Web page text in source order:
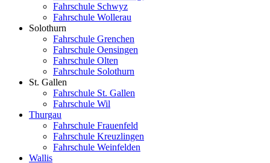
Fahrschule Schwyz
Fahrschule Wollerau
Solothurn
Fahrschule Grenchen
Fahrschule Oensingen
Fahrschule Olten
Fahrschule Solothurn
St. Gallen
Fahrschule St. Gallen
Fahrschule Wil
Thurgau
Fahrschule Frauenfeld
Fahrschule Kreuzlingen
Fahrschule Weinfelden
Wallis